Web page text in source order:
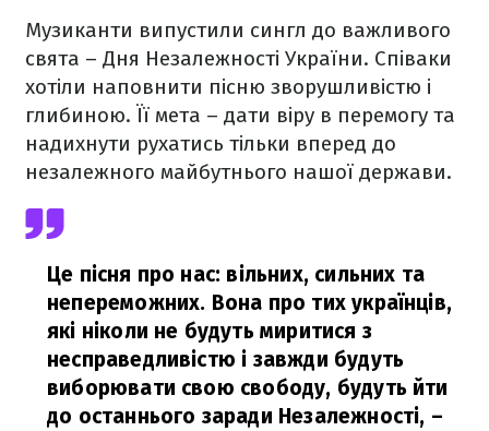
Музиканти випустили сингл до важливого
свята – Дня Незалежності України. Співаки
хотіли наповнити пісню зворушливістю і
глибиною. Її мета – дати віру в перемогу та
надихнути рухатись тільки вперед до
незалежного майбутнього нашої держави.
Це пісня про нас: вільних, сильних та
непереможних. Вона про тих українців,
які ніколи не будуть миритися з
несправедливістю і завжди будуть
виборювати свою свободу, будуть йти
до останнього заради Незалежності, –